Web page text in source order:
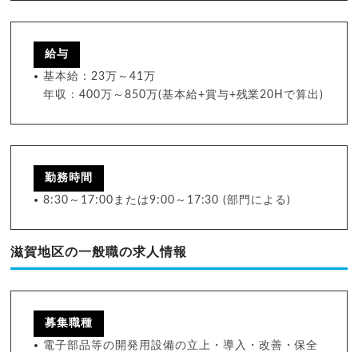
給与
基本給：23万～41万
年収：400万～850万(基本給+賞与+残業20Hで算出)
勤務時間
8:30～17:00または9:00～17:30 (部門による)
滋賀地区の一般職の求人情報
募集職種
電子部品等の開発用設備の立上・導入・改善・保全